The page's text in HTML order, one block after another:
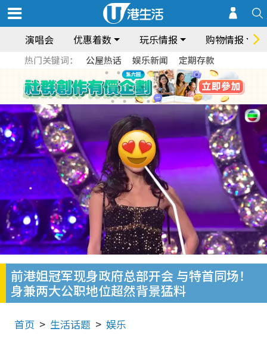
演唱会 优惠着数 玩乐情报 购物情报
热门关键词： 公屋热话 娱乐新闻 定期存款
前港姐冠军现身政府总部开会 与特首同场！
身兼两大公职地位超然背景猛料
首页 生活话题 娱乐